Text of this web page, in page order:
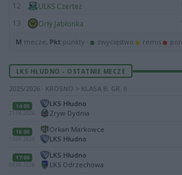
12
ULKS Czerteż
13
Orły Jabłonka
M mecze, Pkt punkty · zwycięstwo remis
LKS HŁUDNO - OSTATNIE MECZE
2025/2026 · KROSNO > KLASA B, GR. II
14:00
21.06.2026
LKS Hłudno
Zryw Dydnia
16:00
13.06.2026
Orkan Markowce
LKS Hłudno
17:00
04.06.2026
LKS Hłudno
LKS Odrzechowa